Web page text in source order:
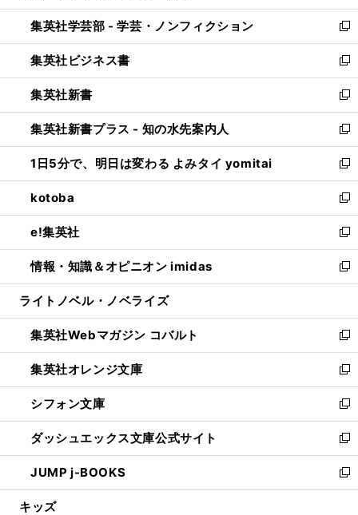
開
く
ウ
で
開
く
ン
ド
ウ
で
開
く
ウ
ィ
ン
ド
ウ
で
開
く
集英社学芸部 - 学芸・ノンフィクション
新
し
い
ウ
ィ
ン
ド
ウ
で
開
く
集英社ビジネス書
新
し
い
ウ
ィ
ン
ド
ウ
で
開
く
集英社新書
新
し
い
ウ
ィ
ン
ド
ウ
で
開
く
集英社新書プラス - 知の水先案内人
新
し
い
ウ
ィ
ン
ド
ウ
で
開
1日5分で、明日は変わる よみタイ yomitai
新
し
い
ウ
ィ
ン
ド
ウ
開
く
kotoba
新
し
い
ウ
ィ
ン
ウ
で
開
く
e!集英社
新
し
い
ウ
ン
ド
ウ
で
開
く
情報・知識＆オピニオン imidas
新
し
ウ
ィ
ン
ド
ウ
で
開
く
ライトノベル・ノベライズ
集英社Webマガジン コバルト
新
し
い
ウ
ィ
ン
ド
ウ
で
開
集英社オレンジ文庫
新
し
い
ウ
ィ
ン
ド
ウ
シフォン文庫
新
し
い
ウ
ィ
ン
ダッシュエックス文庫公式サイト
新
し
い
ウ
JUMP j-BOOKS
新
し
キッズ